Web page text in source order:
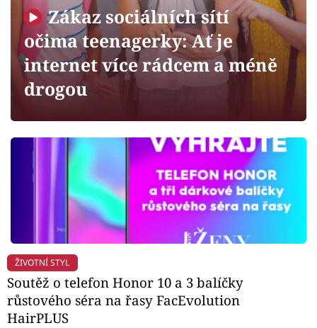
Sledujte prima+
Filmový festival Karlovy Vary
Mámy sobě
Přihlášení
Sledujte nás
Zákaz sociálních sítí
očima teenagerky: Ať je
internet více rádcem a méně
drogou
ŽIVOTNÍ STYL
Soutěž o telefon Honor 10 a 3 balíčky
růstového séra na řasy FacEvolution
HairPLUS